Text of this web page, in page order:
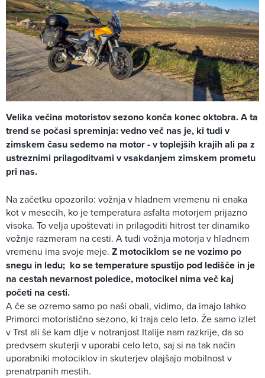
Velika večina motoristov sezono konča konec oktobra. A ta
trend se počasi spreminja: vedno več nas je, ki tudi v
zimskem času sedemo na motor - v toplejših krajih ali pa z
ustreznimi prilagoditvami v vsakdanjem zimskem prometu
pri nas.
Na začetku opozorilo: vožnja v hladnem vremenu ni enaka
kot v mesecih, ko je temperatura asfalta motorjem prijazno
visoka. To velja upoštevati in prilagoditi hitrost ter dinamiko
vožnje razmeram na cesti. A tudi vožnja motorja v hladnem
vremenu ima svoje meje. Z motociklom se ne vozimo po
snegu in ledu; ko se temperature spustijo pod ledišče in je
na cestah nevarnost poledice, motocikel nima več kaj
početi na cesti.
A če se ozremo samo po naši obali, vidimo, da imajo lahko
Primorci motoristično sezono, ki traja celo leto. Že samo izlet
v Trst ali še kam dlje v notranjost Italije nam razkrije, da so
predvsem skuterji v uporabi celo leto, saj si na tak način
uporabniki motociklov in skuterjev olajšajo mobilnost v
prenatrpanih mestih.